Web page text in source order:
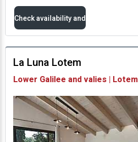
Check availability and
prices
Availability and
Prices
La Luna Lotem
Lower Galilee and valies | Lotem